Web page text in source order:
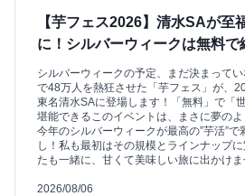
【芋フェス2026】清水SAが至
に！シルバーウィークは無料で
シルバーウィークの予定、まだ決まって
で48万人を熱狂させた「芋フェス」が、
東名清水SAに登場します！「無料」で「
堪能できるこのイベントは、まさに夢のよ
今年のシルバーウィークが最高の”芋活”で
し！私も最初はその規模とラインナップ
たも一緒に、甘くて美味しい旅に出かけま
2026/08/06